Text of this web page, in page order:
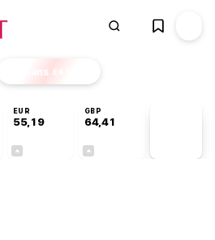
Finans EKSTRA
EUR
55,19
GBP
64,41